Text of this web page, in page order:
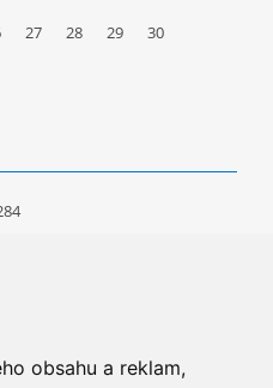
obsahu a reklam,
27 28 29
30